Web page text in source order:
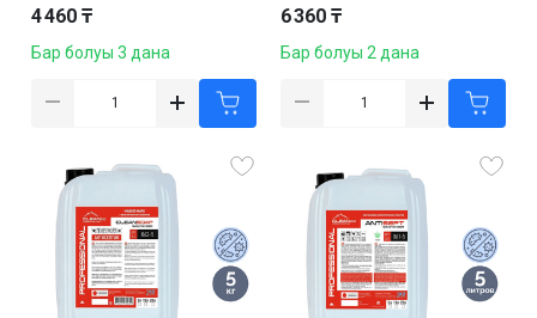
4 460 ₸
Бар болуы 3 дана
Sakura", 5 кг
6 360 ₸
Бар болуы 2 дана